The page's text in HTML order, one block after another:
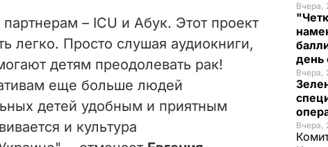
– ICU и Абук. Этот проект
легко. Просто слушая аудиокниги,
детям преодолевать рак!
еще больше людей
детей удобным и приятным
и культура
Вчера,
день
Вчера,
Вчера,